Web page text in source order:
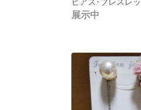
展示中